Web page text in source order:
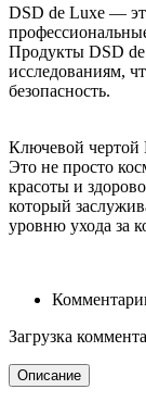
DSD de Luxe —
Продукты DSD
исследованиям,
безопасность.
Ключевой чертой
Это не просто
красоты и
который
уровню ухода за
Загрузка
Описание